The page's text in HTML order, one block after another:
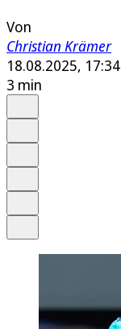
Von
Christian Krämer
18.08.2025,
3 min